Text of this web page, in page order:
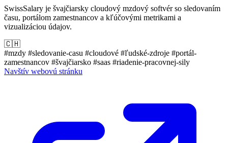
SwissSalary je švajčiarsky cloudový mzdový softvér so sledovaním
času, portálom zamestnancov a kľúčovými metrikami a
vizualizáciou údajov.
🇨🇭
#mzdy #sledovanie-casu #cloudové #ľudské-zdroje #portál-
zamestnancov #švajčiarsko #saas #riadenie-pracovnej-sily
Navštív webovú stránku